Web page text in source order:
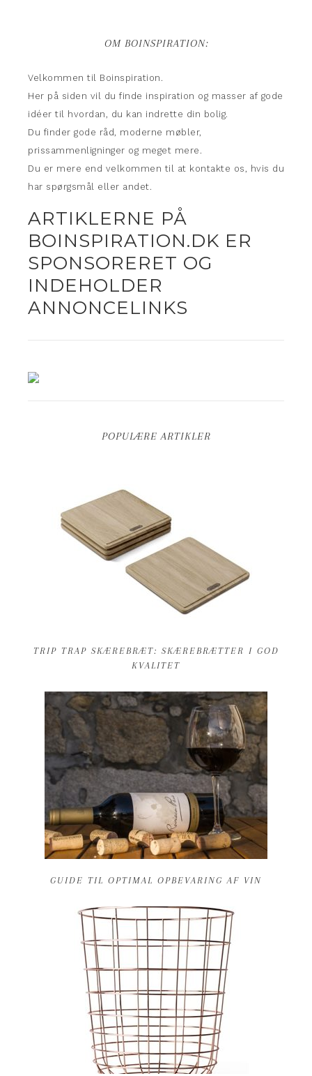
OM BOINSPIRATION:
Velkommen til Boinspiration.
Her på siden vil du finde inspiration og masser af gode
idéer til hvordan, du kan indrette din bolig.
Du finder gode råd, moderne møbler,
prissammenligninger og meget mere.
Du er mere end velkommen til at kontakte os, hvis du
har spørgsmål eller andet.
ARTIKLERNE PÅ
BOINSPIRATION.DK ER
SPONSORERET OG
INDEHOLDER
ANNONCELINKS
POPULÆRE ARTIKLER
TRIP TRAP SKÆREBRÆT: SKÆREBRÆTTER I GOD
KVALITET
GUIDE TIL OPTIMAL OPBEVARING AF VIN